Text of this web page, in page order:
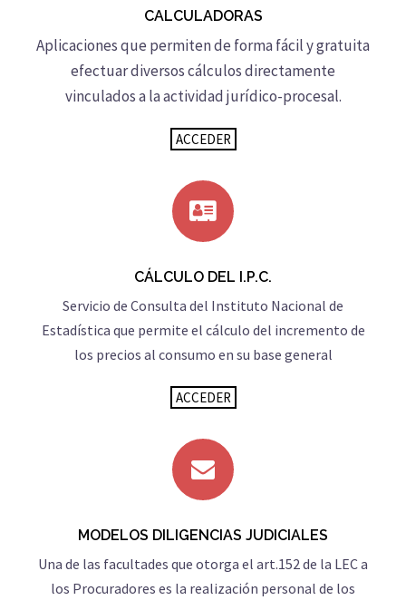
CALCULADORAS
Aplicaciones que permiten de forma fácil y gratuita
efectuar diversos cálculos directamente
vinculados a la actividad jurídico-procesal.
ACCEDER
CÁLCULO DEL I.P.C.
Servicio de Consulta del Instituto Nacional de
Estadística que permite el cálculo del incremento de
los precios al consumo en su base general
ACCEDER
MODELOS DILIGENCIAS JUDICIALES
Una de las facultades que otorga el art.152 de la LEC a
los Procuradores es la realización personal de los